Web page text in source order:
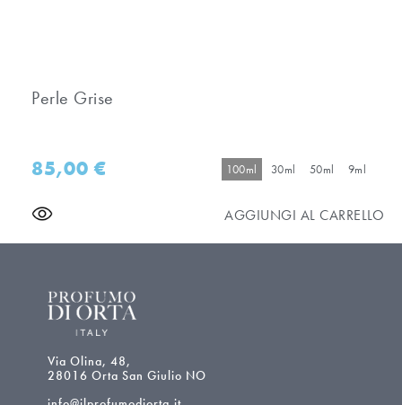
Perle Grise
85,00€ 100ml 30ml 50ml 9ml
AGGIUNGI AL CARRELLO
Via Olina, 48,
28016 Orta San Giulio NO